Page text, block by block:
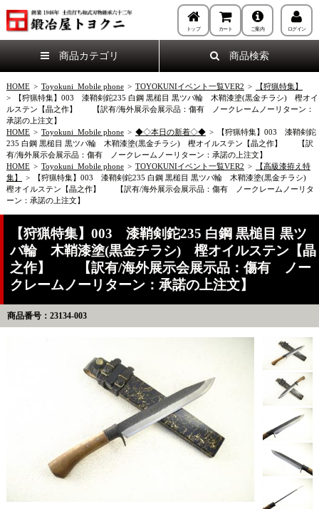
トップ カート ご案内 ログイン
商品カテゴリ 商品検索
HOME > Toyokuni_Mobile phone > TOYOKUNIイベント一覧VER2 >
【狩猟特集】
>
【狩猟特集】003 漆鞘剣鉈235 白鋼 黒槌目 黒ツバ輪 木鞘漆塗(黒金チラシ) 樫オイ
ルステン【晶之作】 【訳有/海外展示会展示品：傷有 ノークレームノーリターン：
承諾の上注文】
HOME > Toyokuni_Mobile phone > ◆◇本日の新着◇◆ >
【狩猟特集】003 漆鞘剣鉈
235 白鋼 黒槌目 黒ツバ輪 木鞘漆塗(黒金チラシ) 樫オイルステン【晶之作】 【訳
有/海外展示会展示品：傷有 ノークレームノーリターン：承諾の上注文】
HOME > Toyokuni_Mobile phone > TOYOKUNIイベント一覧VER2 >
【高級漆拵え特
集】
>
【狩猟特集】003 漆鞘剣鉈235 白鋼 黒槌目 黒ツバ輪 木鞘漆塗(黒金チラシ)
樫オイルステン【晶之作】 【訳有/海外展示会展示品：傷有 ノークレームノーリタ
ーン：承諾の上注文】
【狩猟特集】003 漆鞘剣鉈235 白鋼 黒槌目 黒ツ
バ輪 木鞘漆塗(黒金チラシ) 樫オイルステン【晶
之作】 【訳有/海外展示会展示品：傷有 ノー
クレームノーリターン：承諾の上注文】
商品番号：23134-003